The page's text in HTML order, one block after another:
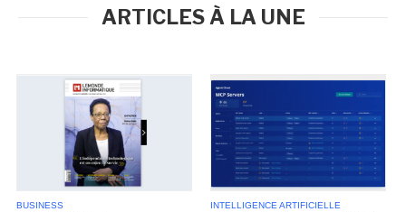
ARTICLES À LA UNE
BUSINESS INTELLIGENCE ARTIFICIELLE